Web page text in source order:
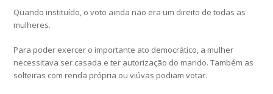
Quando instituído, o voto ainda não era um direito de todas as
mulheres.
Para poder exercer o importante ato democrático, a mulher
necessitava ser casada e ter autorização do marido. Também as
solteiras com renda própria ou viúvas podiam votar.